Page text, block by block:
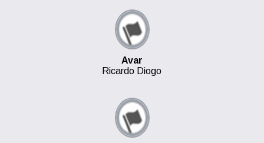
Avar
Ricardo Diogo